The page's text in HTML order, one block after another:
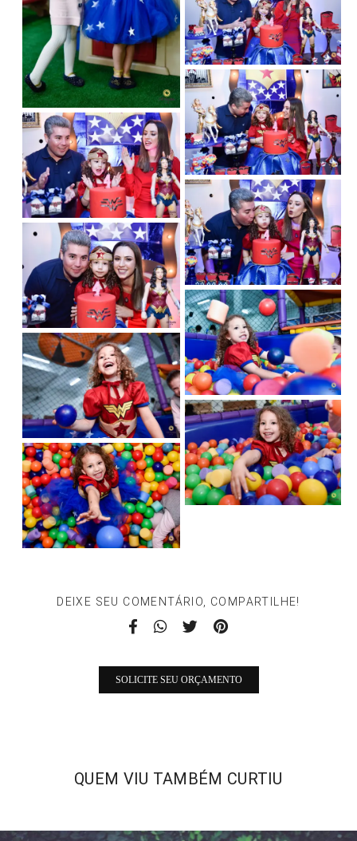
DEIXE SEU COMENTÁRIO, COMPARTILHE!
SOLICITE SEU ORÇAMENTO
QUEM VIU TAMBÉM CURTIU